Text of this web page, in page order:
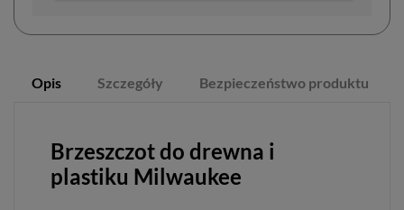
Opis Szczegóły Bezpieczeństwo produktu
Brzeszczot do drewna i
plastiku Milwaukee